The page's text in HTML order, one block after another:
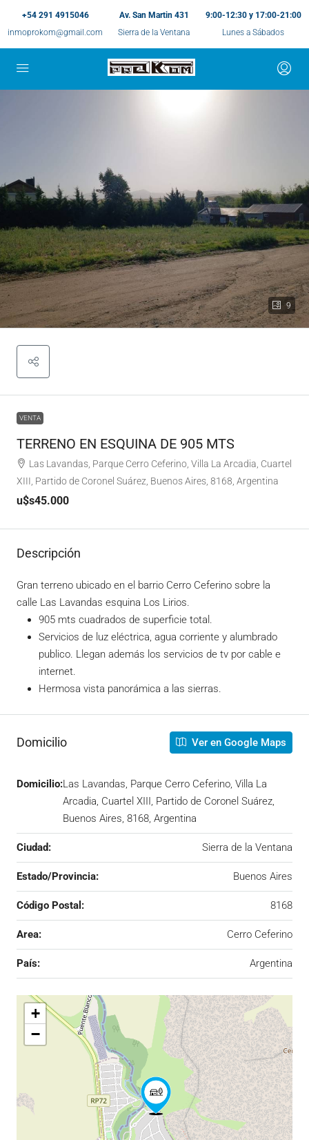
+54 291 4915046
inmoprokom@gmail.com
Av. San Martin 431
Sierra de la Ventana
9:00-12:30 y 17:00-21:00
Lunes a Sábados
9
VENTA
TERRENO EN ESQUINA DE 905 MTS
Las Lavandas, Parque Cerro Ceferino, Villa La Arcadia, Cuartel
XIII, Partido de Coronel Suárez, Buenos Aires, 8168, Argentina
u$s45.000
Descripción
Gran terreno ubicado en el barrio Cerro Ceferino sobre la
calle Las Lavandas esquina Los Lirios.
905 mts cuadrados de superficie total.
Servicios de luz eléctrica, agua corriente y alumbrado
publico. Llegan además los servicios de tv por cable e
internet.
Hermosa vista panorámica a las sierras.
Domicilio Ver en Google Maps
Domicilio:Las Lavandas, Parque Cerro Ceferino, Villa La
Arcadia, Cuartel XIII, Partido de Coronel Suárez,
Buenos Aires, 8168, Argentina
Ciudad: Sierra de la Ventana
Estado/Provincia: Buenos Aires
Código Postal: 8168
Area: Cerro Ceferino
País: Argentina
+
−